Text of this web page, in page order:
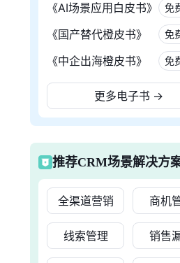
《AI场景应用白皮书》 免
《国产替代橙皮书》 免
《中企出海橙皮书》 免
更多电子书 →
推荐CRM场景解决方
全渠道营销 商机
线索管理 销售